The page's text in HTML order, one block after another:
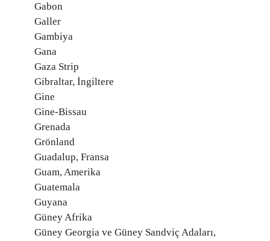
Gabon
Galler
Gambiya
Gana
Gaza Strip
Gibraltar, İngiltere
Gine
Gine-Bissau
Grenada
Grönland
Guadalup, Fransa
Guam, Amerika
Guatemala
Guyana
Güney Afrika
Güney Georgia ve Güney Sandviç Adaları,